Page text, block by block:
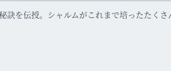
訣を伝授。シャルムがこれまで培ったたく